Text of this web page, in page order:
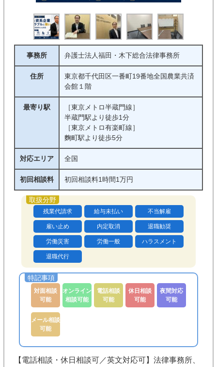
事務所 弁護士法人福田・木下総合法律事務所
住所
東京都千代田区一番町19番地全国農業共済
会館１階
最寄り駅
［東京メトロ半蔵門線］
半蔵門駅より徒歩1分
［東京メトロ有楽町線］
麴町駅より徒歩5分
対応エリア 全国
初回相談料 初回相談料1時間1万円
残業代請求 給与未払い 不当解雇
雇い止め 内定取消 退職勧奨
労働災害 労働一般 ハラスメント
退職代行
対面相談
可能
オンライン
相談可能
電話相談
可能
休日相談
可能
夜間対応
可能
メール相談
可能
【電話相談・休日相談可／英文対応可】法律事務所、